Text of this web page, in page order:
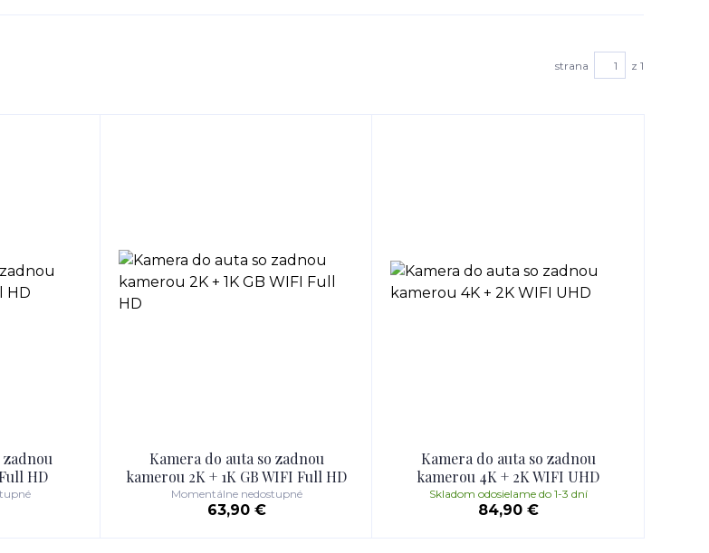
strana z 1
zadnou
HD
Kamera do auta so zadnou
kamerou 2K + 1K GB WIFI Full HD
63,90 €
Momentálne nedostupné
Kamera do auta so zadnou
kamerou 4K + 2K WIFI UHD
84,90 €
Skladom odosielame do 1-3 dní